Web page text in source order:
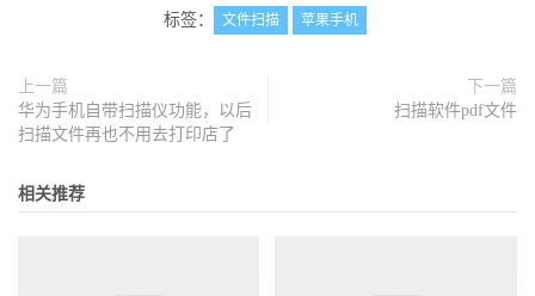
标签： 文件扫描 苹果手机
上一篇
华为手机自带扫描仪功能，以后
扫描文件再也不用去打印店了
下一篇
扫描软件pdf文件
相关推荐